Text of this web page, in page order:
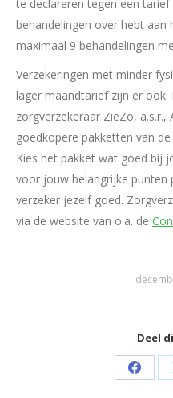
te declareren tegen een
behandelingen over hebt
maximaal 9 behandelingen
Verzekeringen met minder
lager maandtarief zijn er ook.
zorgverzekeraar ZieZo, a.s.r.,
goedkopere pakketten van
Kies het pakket wat goed bij
voor jouw belangrijke punten
verzeker jezelf goed.
via de website van o.a. de
Deel
Share